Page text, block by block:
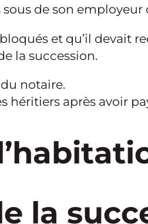
de son
et qu’il devait
la succession.
notaire.
héritiers après avoir
la